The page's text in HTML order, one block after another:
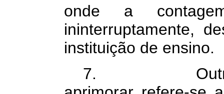
onde a
ininterruptamente,
instituição de ensino.
7. Outro